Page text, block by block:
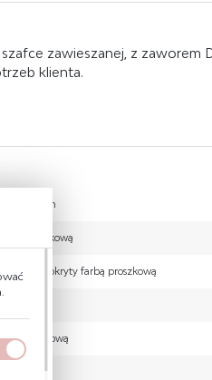
zawieszanej, z zaworem
klienta.
Ø 12 mm
proszkową
Ø 6 mm pokryty farbą proszkową
aluminiową